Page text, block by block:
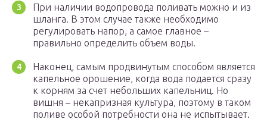
При наличии водопровода поливать можно и из
шланга. В этом случае также необходимо
регулировать напор, а самое главное –
правильно определить объем воды.
Наконец, самым продвинутым способом является
капельное орошение, когда вода подается сразу
к корням за счет небольших капельниц. Но
вишня – некапризная культура, поэтому в таком
поливе особой потребности она не испытывает.